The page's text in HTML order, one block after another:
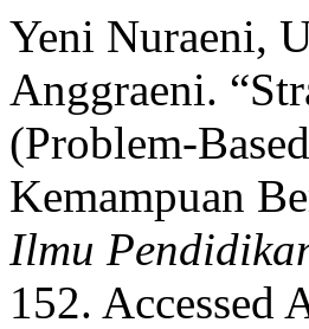
Yeni Nuraeni,
Anggraeni.
(Problem-
Kemampuan
Ilmu
152. Accessed